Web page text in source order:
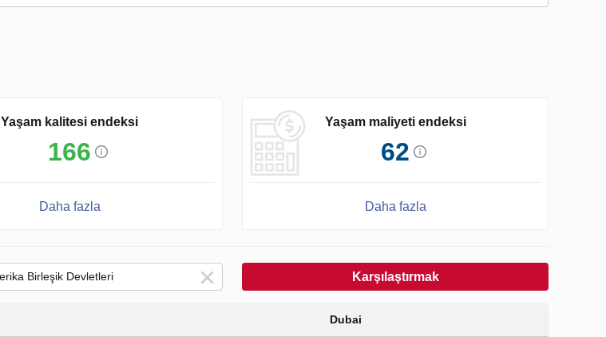
Yaşam kalitesi endeksi
166
Daha fazla
Yaşam maliyeti endeksi
62
Daha fazla
Karşılaştırmak
Dubai